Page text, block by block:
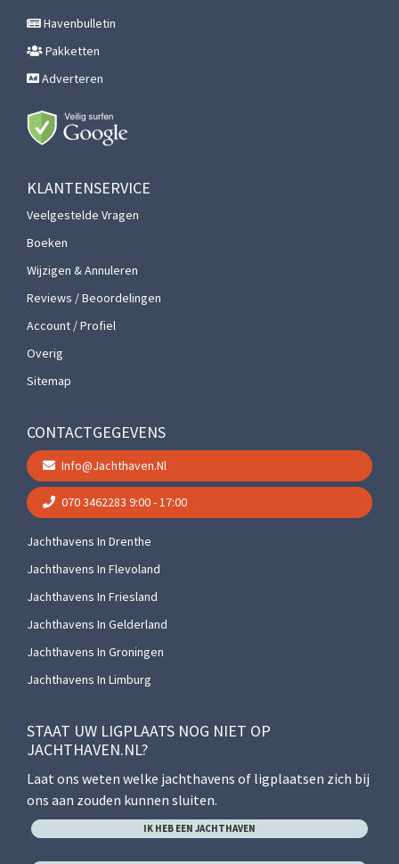
Havenbulletin
Pakketten
Adverteren
KLANTENSERVICE
Veelgestelde Vragen
Boeken
Wijzigen & Annuleren
Reviews / Beoordelingen
Account / Profiel
Overig
Sitemap
CONTACTGEGEVENS
Info@jachthaven.nl
070 3462283 9:00 - 17:00
Jachthavens In Drenthe
Jachthavens In Flevoland
Jachthavens In Friesland
Jachthavens In Gelderland
Jachthavens In Groningen
Jachthavens In Limburg
STAAT UW LIGPLAATS NOG NIET OP
JACHTHAVEN.NL?
Laat ons weten welke jachthavens of ligplaatsen zich bij
ons aan zouden kunnen sluiten.
IK HEB EEN JACHTHAVEN